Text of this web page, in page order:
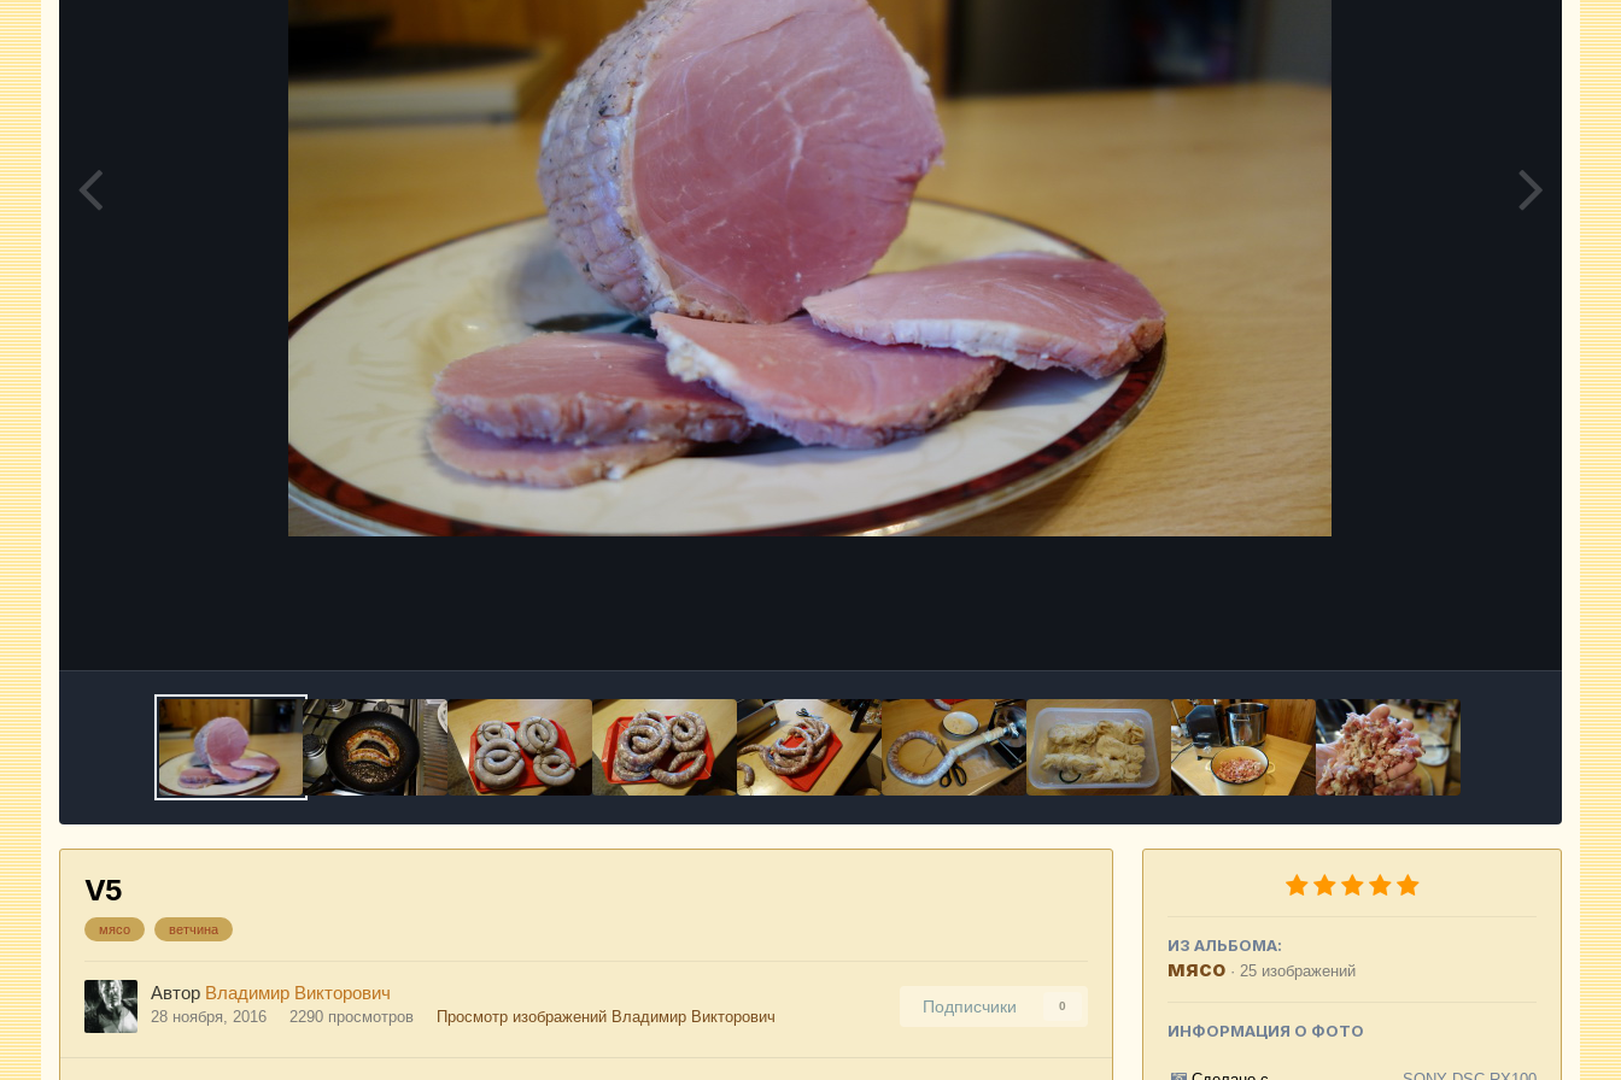
V5
мясо ветчина
Автор Владимир Викторович
28 ноября, 2016 2290 просмотров Просмотр изображений Владимир Викторович
Подписчики 0
ИЗ АЛЬБОМА:
мясо · 25 изображений
ИНФОРМАЦИЯ О ФОТО